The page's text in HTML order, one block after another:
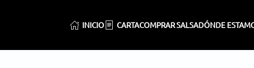
INICIO CARTACOMPRAR SALSADÓNDE